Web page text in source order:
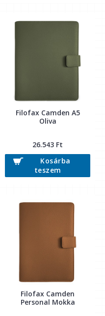
Filofax Camden A5
Oliva
26.543 Ft
Kosárba
teszem
Filofax Camden
Personal Mokka